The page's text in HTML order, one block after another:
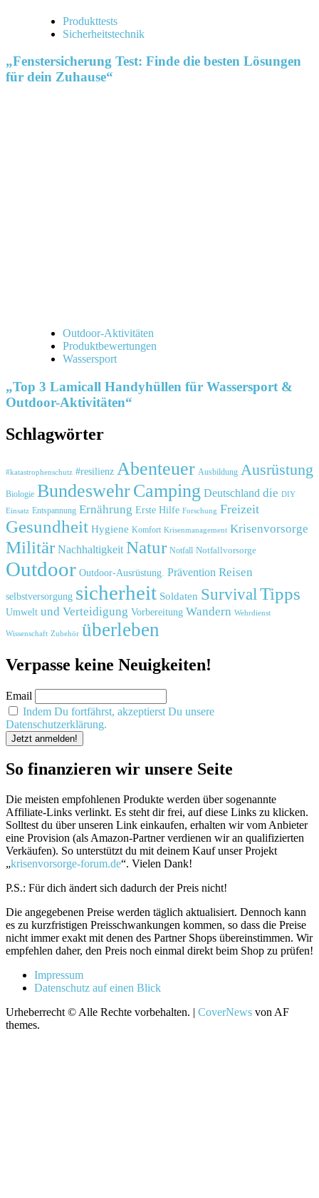
Produkttests
Sicherheitstechnik
„Fenstersicherung Test: Finde die besten Lösungen
für dein Zuhause“
Outdoor-Aktivitäten
Produktbewertungen
Wassersport
„Top 3 Lamicall Handyhüllen für Wassersport &
Outdoor-Aktivitäten“
Schlagwörter
#katastrophenschutz #resilienz Abenteuer Ausbildung Ausrüstung
Biologie BundeswehrCamping Deutschland die DIY
Einsatz Entspannung Ernährung Erste Hilfe Forschung Freizeit
Gesundheit Hygiene Komfort Krisenmanagement Krisenvorsorge
Militär Nachhaltigkeit Natur Notfall Notfallvorsorge
Outdoor Outdoor-Ausrüstung. Prävention Reisen
selbstversorgung sicherheit Soldaten Survival Tipps
Umwelt und Verteidigung Vorbereitung Wandern Wehrdienst
Wissenschaft Zubehör überleben
Verpasse keine Neuigkeiten!
Email
Indem Du fortfährst, akzeptierst Du unsere
Datenschutzerklärung.
So finanzieren wir unsere Seite
Die meisten empfohlenen Produkte werden über sogenannte
Affiliate-Links verlinkt. Es steht dir frei, auf diese Links zu klicken.
Solltest du über unseren Link einkaufen, erhalten wir vom Anbieter
eine Provision (als Amazon-Partner verdienen wir an qualifizierten
Verkäufen). So unterstützt du mit deinem Kauf unser Projekt
„krisenvorsorge-forum.de“. Vielen Dank!
P.S.: Für dich ändert sich dadurch der Preis nicht!
Die angegebenen Preise werden täglich aktualisiert. Dennoch kann
es zu kurzfristigen Preisschwankungen kommen, so dass die Preise
nicht immer exakt mit denen des Partner Shops übereinstimmen. Wir
empfehlen daher, den Preis noch einmal direkt beim Shop zu prüfen!
Impressum
Datenschutz auf einen Blick
Urheberrecht © Alle Rechte vorbehalten. | CoverNews von AF
themes.